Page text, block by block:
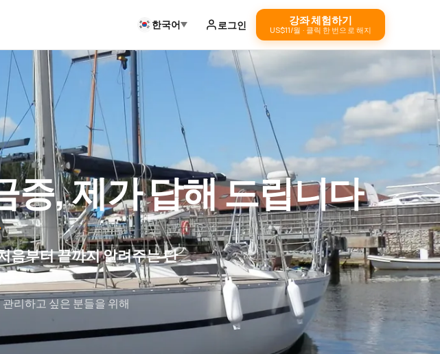
한국어 로그인 강좌 체험하기
US$11/월 · 클릭 한 번으로 해지
증, 제가 답해 드립니다
음부터 끝까지 알려주는 단
리하고 싶은 분들을 위해